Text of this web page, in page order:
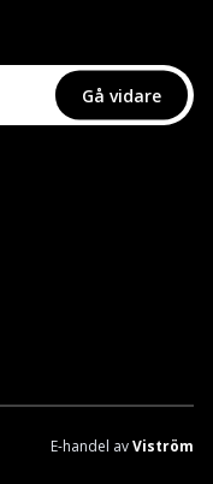
Gå vidare
E-handel avViström